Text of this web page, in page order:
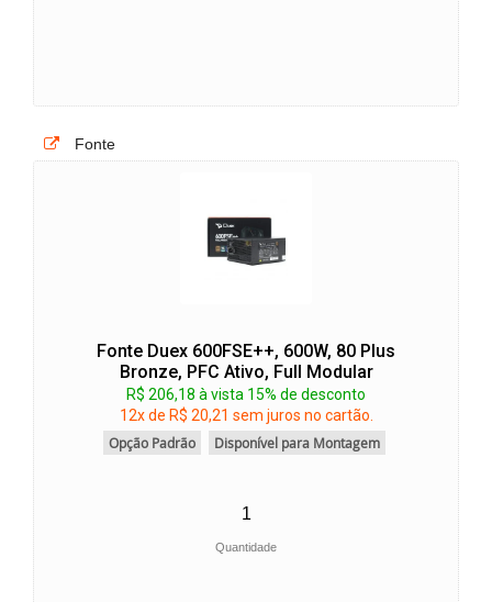
Fonte
Fonte Duex 600FSE++, 600W, 80 Plus
Bronze, PFC Ativo, Full Modular
R$ 206,18 à vista 15% de desconto
12x de R$ 20,21 sem juros no cartão.
Opção Padrão
Disponível para Montagem
Quantidade